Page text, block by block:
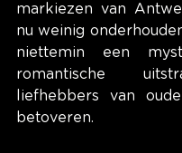
markiezen van
nu weinig
niettemin een
romantische
liefhebbers van
betoveren.